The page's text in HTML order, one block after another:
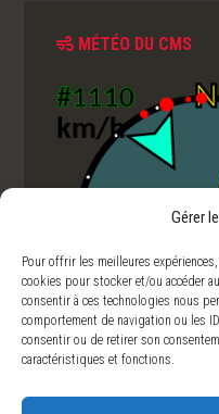
Gérer
Pour offrir les meilleures
cookies pour stocker et/ou accéder
consentir à ces technologies nous
comportement de navigation ou les
consentir ou de retirer son
caractéristiques et fonctions.
MÉTÉO DU CMS